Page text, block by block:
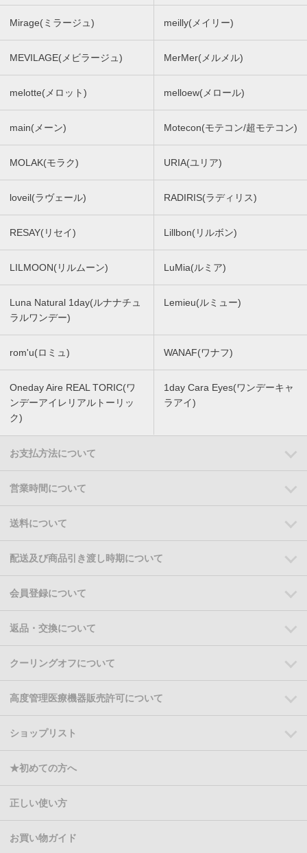
Mirage(ミラージュ) meilly(メイリー)
MEVILAGE(メビラージュ) MerMer(メルメル)
melotte(メロット) melloew(メロール)
main(メーン) Motecon(モテコン/超モテコン)
MOLAK(モラク) URIA(ユリア)
loveil(ラヴェール) RADIRIS(ラディリス)
RESAY(リセイ) Lillbon(リルボン)
LILMOON(リルムーン) LuMia(ルミア)
Luna Natural 1day(ルナナチュ
ラルワンデー)
Lemieu(ルミュー)
rom'u(ロミュ) WANAF(ワナフ)
Oneday Aire REAL TORIC(ワ
ンデーアイレリアルトーリッ
ク)
1day Cara Eyes(ワンデーキャ
ラアイ)
お支払方法について
営業時間について
送料について
配送及び商品引き渡し時期について
会員登録について
返品・交換について
クーリングオフについて
高度管理医療機器販売許可について
ショップリスト
★初めての方へ
正しい使い方
お買い物ガイド